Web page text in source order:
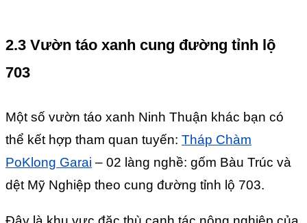
2.3 Vườn táo xanh cung đường tỉnh lộ
703
Một số vườn táo xanh Ninh Thuận khác bạn có
thể kết hợp tham quan tuyến: Tháp Chàm
PoKlong Garai – 02 làng nghề: gốm Bàu Trúc và
dệt Mỹ Nghiệp theo cung đường tỉnh lộ 703.